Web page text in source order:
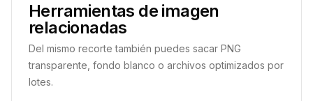
Herramientas de imagen
relacionadas
Del mismo recorte también puedes sacar PNG
transparente, fondo blanco o archivos optimizados por
lotes.